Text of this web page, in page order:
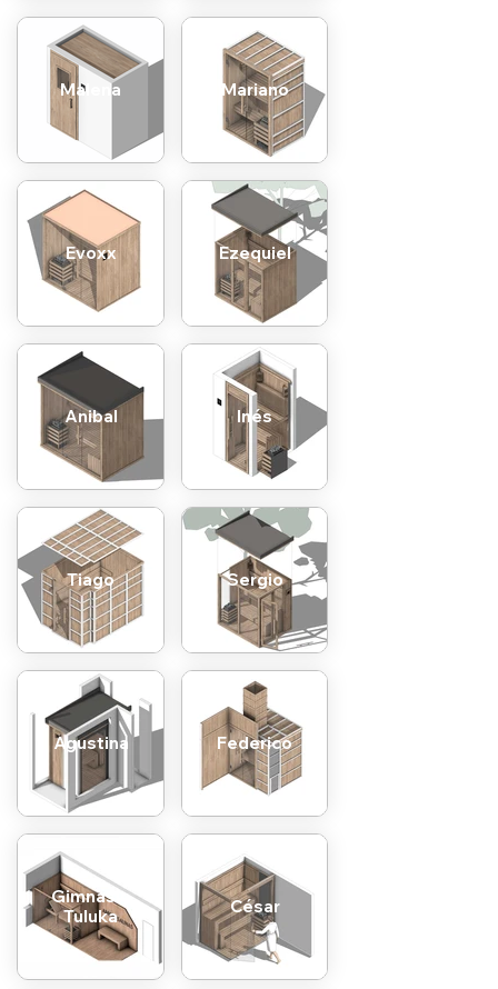
Malena Mariano
Evoxx Ezequiel
Anibal Inés
Tiago Sergio
Agustina Federico
Gimnasio
Tuluka
César